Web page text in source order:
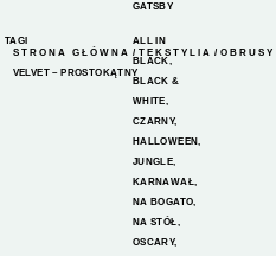
GATSBY
TAGI
ALL IN
BLACK,
BLACK &
WHITE,
CZARNY,
HALLOWEEN,
JUNGLE,
KARNAWAŁ,
NA BOGATO,
NA STÓŁ,
OSCARY,
STRONA GŁÓWNA / TEKSTYLIA /OBRUSY
VELVET – PROSTOKĄTNY